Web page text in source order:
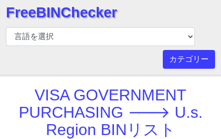
BIN
チ
BIN
FreeBINChecker
カテゴリー
VISA GOVERNMENT
PURCHASING 🡒 U.s.
Region BINリスト